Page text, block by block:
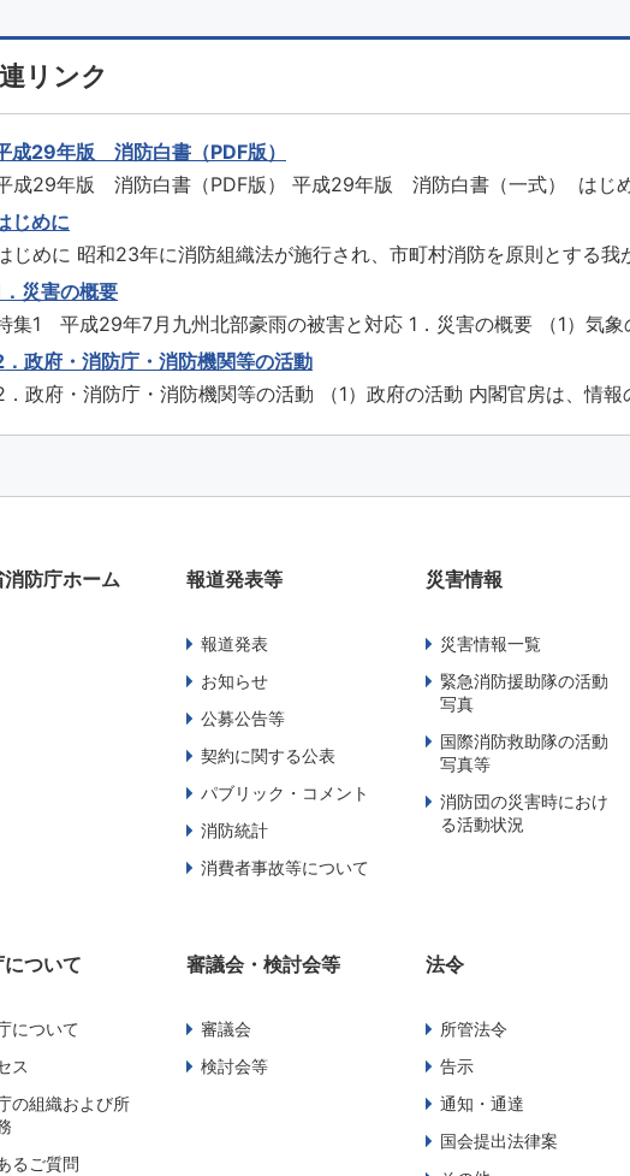
リンク
成29年版 消防白書（PDF版）
成29年版 消防白書（PDF版） 平成29年版 消防白書（一式） はじ
年7月九州北部豪雨の被害と対応 特集2 糸魚川市大規模火災を踏まえ
方 特集3 埼玉県三芳町倉庫火災を踏まえた対応 特集4 消防の...
じめに
じめに 昭和23年に消防組織法が施行され、市町村消防を原則とする我
度が誕生してから、平成30年３月には70年を迎えます。この間、関係
より消防制度や施策、消防防災施設等の充実強化が図られ、火災予防・
もとより、自然災害への対応や国民保護まで広範囲に...
災害の概要
集1 平成29年7月九州北部豪雨の被害と対応 1．災害の概要 （1）気
30日から7月4日にかけて、梅雨前線が北陸地方や東北地方に停滞し、
して、7月5日から10日にかけては朝鮮半島付近から西日本に停滞した
時に沖縄の南で発生した台風第3号は...
．政府・消防庁・消防機関等の活動
．政府・消防庁・消防機関等の活動 （1）政府の活動 内閣官房は、情報
防庁ホーム 報道発表等
報道発表
お知らせ
公募公告等
契約に関する公表
パブリック・コメント
消防統計
消費者事故等について
災害情報
災害情報一覧
緊急消防援助隊の活動
写真
国際消防救助隊の活動
写真等
消防団の災害時におけ
る活動状況
ついて
について
ス
の組織および所
るご質問
審議会・検討会等
審議会
検討会等
法令
所管法令
告示
通知・通達
国会提出法律案